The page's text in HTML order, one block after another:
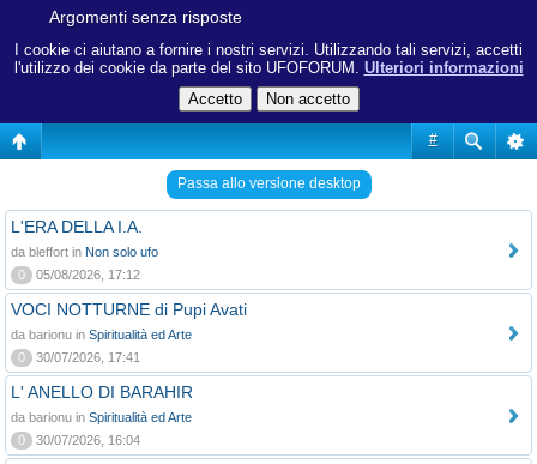
I cookie ci aiutano a fornire i nostri servizi. Utilizzando tali servizi, accetti
l'utilizzo dei cookie da parte del sito UFOFORUM. Ulteriori informazioni
#
Argomenti senza risposte
Passa allo versione desktop
L'ERA DELLA I.A.
da bleffort in Non solo ufo
0
05/08/2026, 17:12
VOCI NOTTURNE di Pupi Avati
da barionu in Spiritualità ed Arte
0
30/07/2026, 17:41
L' ANELLO DI BARAHIR
da barionu in Spiritualità ed Arte
0
30/07/2026, 16:04